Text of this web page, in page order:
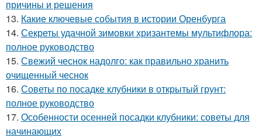
причины и решения
13. Какие ключевые события в истории Оренбурга
14. Секреты удачной зимовки хризантемы мультифлора:
полное руководство
15. Свежий чеснок надолго: как правильно хранить
очищенный чеснок
16. Советы по посадке клубники в открытый грунт:
полное руководство
17. Особенности осенней посадки клубники: советы для
начинающих